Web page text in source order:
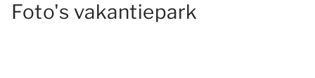
Foto's vakantiepark